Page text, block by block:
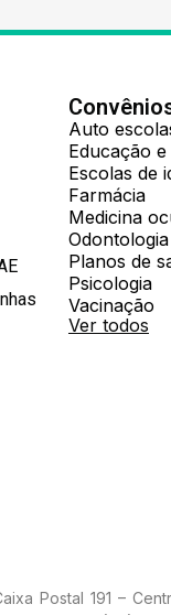
Auto
Educação
Escolas de
Farmácia
Odontologia
Planos de
Psicologia
Vacinação
Ver todos
Postal 191 –